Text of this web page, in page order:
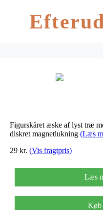
Figurskåret æske af lyst træ
diskret magnetlukning (Læs
29 kr. (Vis fragtpris)
Læs
Køb